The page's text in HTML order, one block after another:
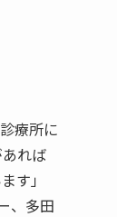
療所に
れば
す」
、多田